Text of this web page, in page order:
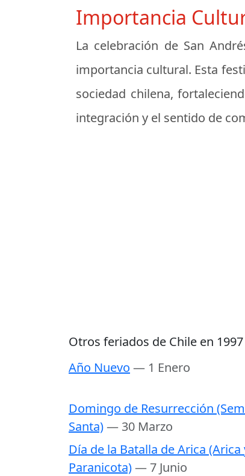
Importancia
La celebración de San
importancia cultural. Esta
sociedad chilena,
integración y el sentido de
Otros feriados de Chile en 1997
Año Nuevo — 1 Enero
Domingo de Resurrección
Santa)— 30 Marzo
Día de la Batalla de Arica (Arica
Paranicota)— 7 Junio